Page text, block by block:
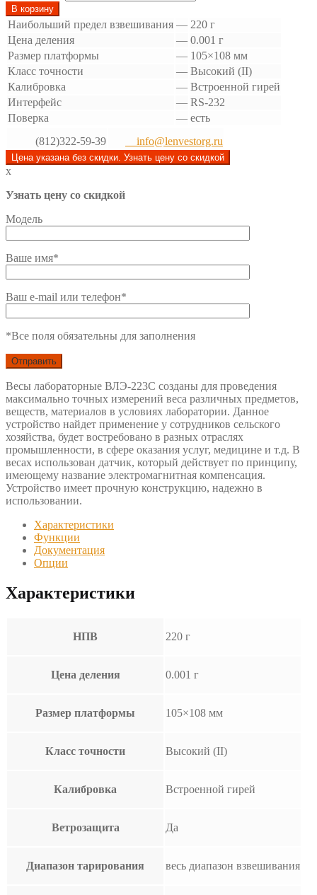
В корзину
Наибольший предел взвешивания — 220 г
Цена деления
— 0.001 г
Размер платформы
— 105×108 мм
Класс точности
— Высокий (II)
Калибровка
— Встроенной гирей
Интерфейс
— RS-232
Поверка
— есть
(812)322-59-39
info@lenvestorg.ru
Цена указана без скидки. Узнать цену со скидкой
x
Узнать цену со скидкой
Модель
Ваше имя*
Ваш e-mail или телефон*
*Все поля обязательны для заполнения
Весы лабораторные ВЛЭ-223С созданы для проведения
максимально точных измерений веса различных предметов,
веществ, материалов в условиях лаборатории. Данное
устройство найдет применение у сотрудников сельского
хозяйства, будет востребовано в разных отраслях
промышленности, в сфере оказания услуг, медицине и т.д. В
весах использован датчик, который действует по принципу,
имеющему название электромагнитная компенсация.
Устройство имеет прочную конструкцию, надежно в
использовании.
Характеристики
Функции
Документация
Опции
Характеристики
НПВ 220 г
Цена деления 0.001 г
Размер платформы 105×108 мм
Класс точности Высокий (II)
Калибровка Встроенной гирей
Ветрозащита Да
Диапазон тарирования весь диапазон взвешивания